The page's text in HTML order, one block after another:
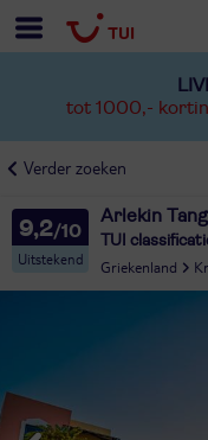
tot 1000,-
Verder zoeken
9,2
Uitstekend
Arlekin
TUI
Griekenland